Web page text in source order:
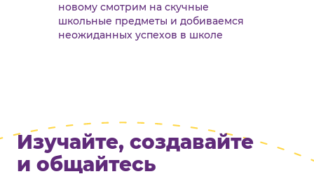
новому смотрим на скучные
школьные предметы и добиваемся
неожиданных успехов в школе
Изучайте, создавайте
и общайтесь